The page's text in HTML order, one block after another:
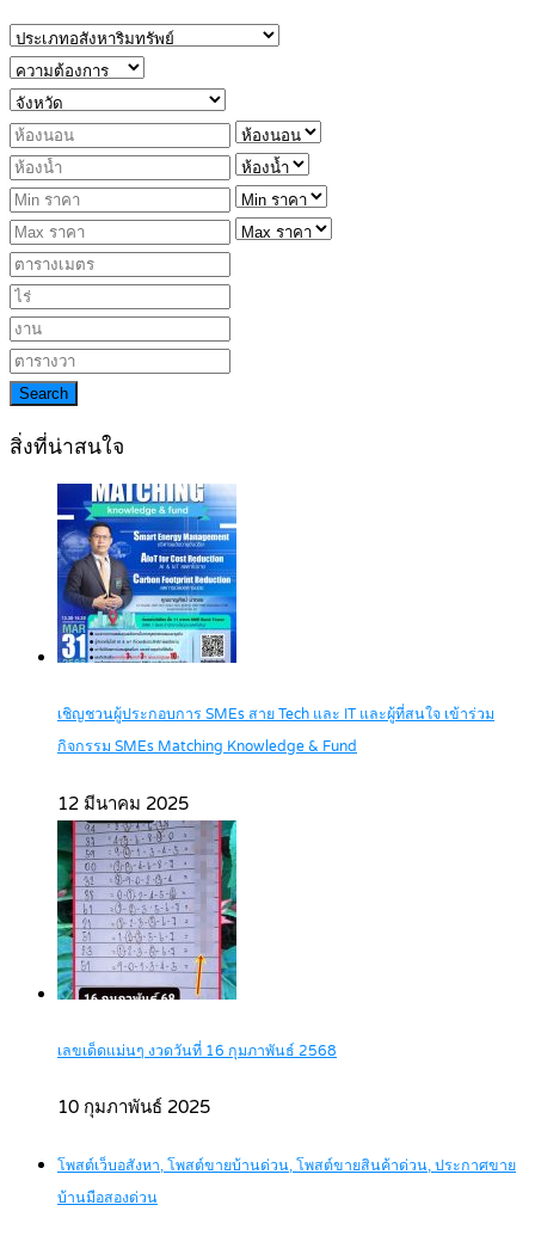
Search
สิ่งที่น่าสนใจ
เชิญชวนผู้ประกอบการ SMEs สาย Tech และ IT และผู้ที่สนใจ เข้าร่วม
กิจกรรม SMEs Matching Knowledge & Fund
12 มีนาคม 2025
เลขเด็ดแม่นๆ งวดวันที่ 16 กุมภาพันธ์ 2568
10 กุมภาพันธ์ 2025
โพสต์เว็บอสังหา, โพสต์ขายบ้านด่วน, โพสต์ขายสินค้าด่วน, ประกาศขาย
บ้านมือสองด่วน